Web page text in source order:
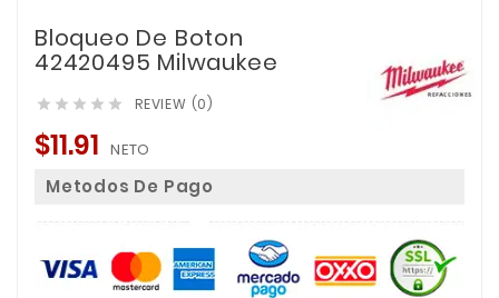
Bloqueo De Boton
42420495 Milwaukee
     REVIEW (0)
$11.91 NETO
Metodos De Pago